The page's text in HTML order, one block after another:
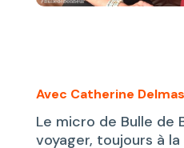
Avec Catherine
Le micro de Bulle de
voyager, toujours à